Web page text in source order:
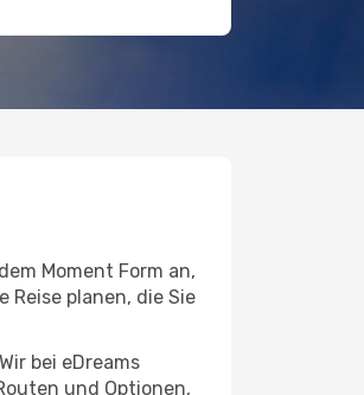
Moment Form an,
Reise planen, die Sie
bei eDreams
und Optionen,